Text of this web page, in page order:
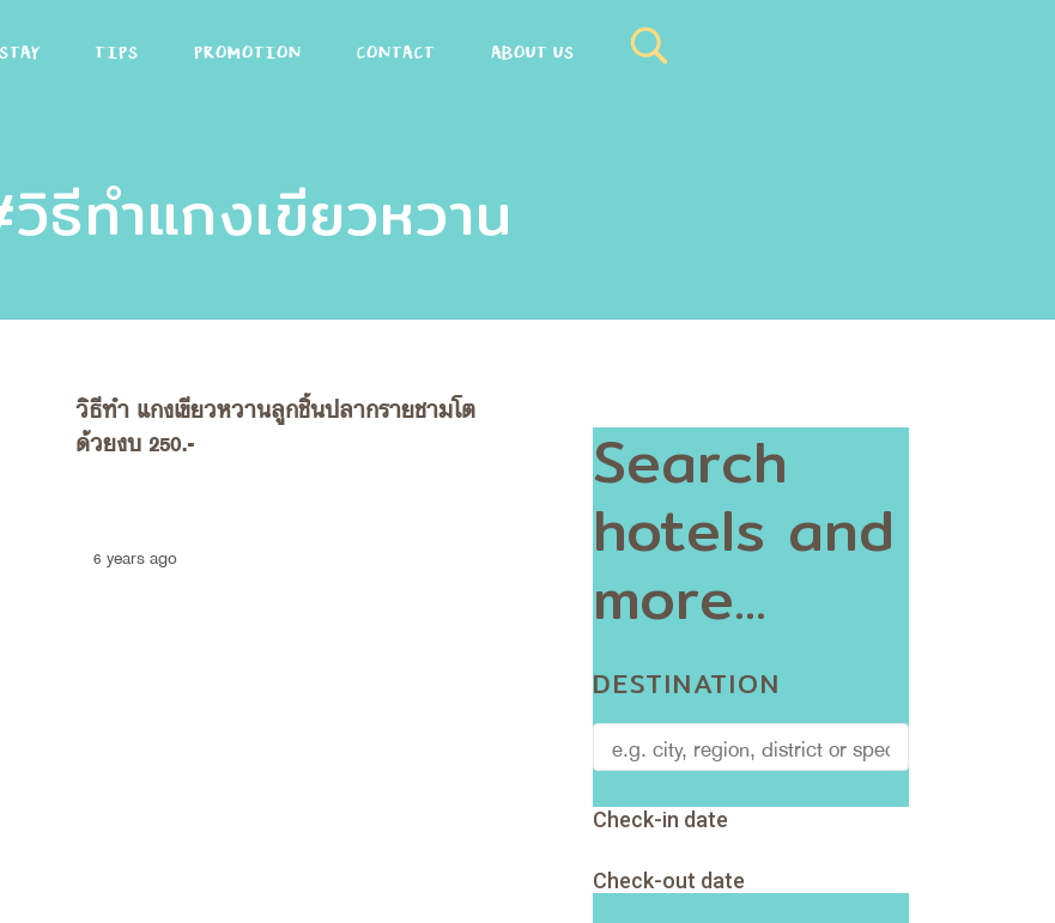
STAY TIPS PROMOTION CONTACT ABOUT US
ทำแกงเขียวหวาน
วิธีทำ แกงเขียวหวานลูกชิ้นปลากรายชามโต
ด้วยงบ 250.-
6 years ago
Search
hotels and
more...
DESTINATION
Check-in date
Check-out date